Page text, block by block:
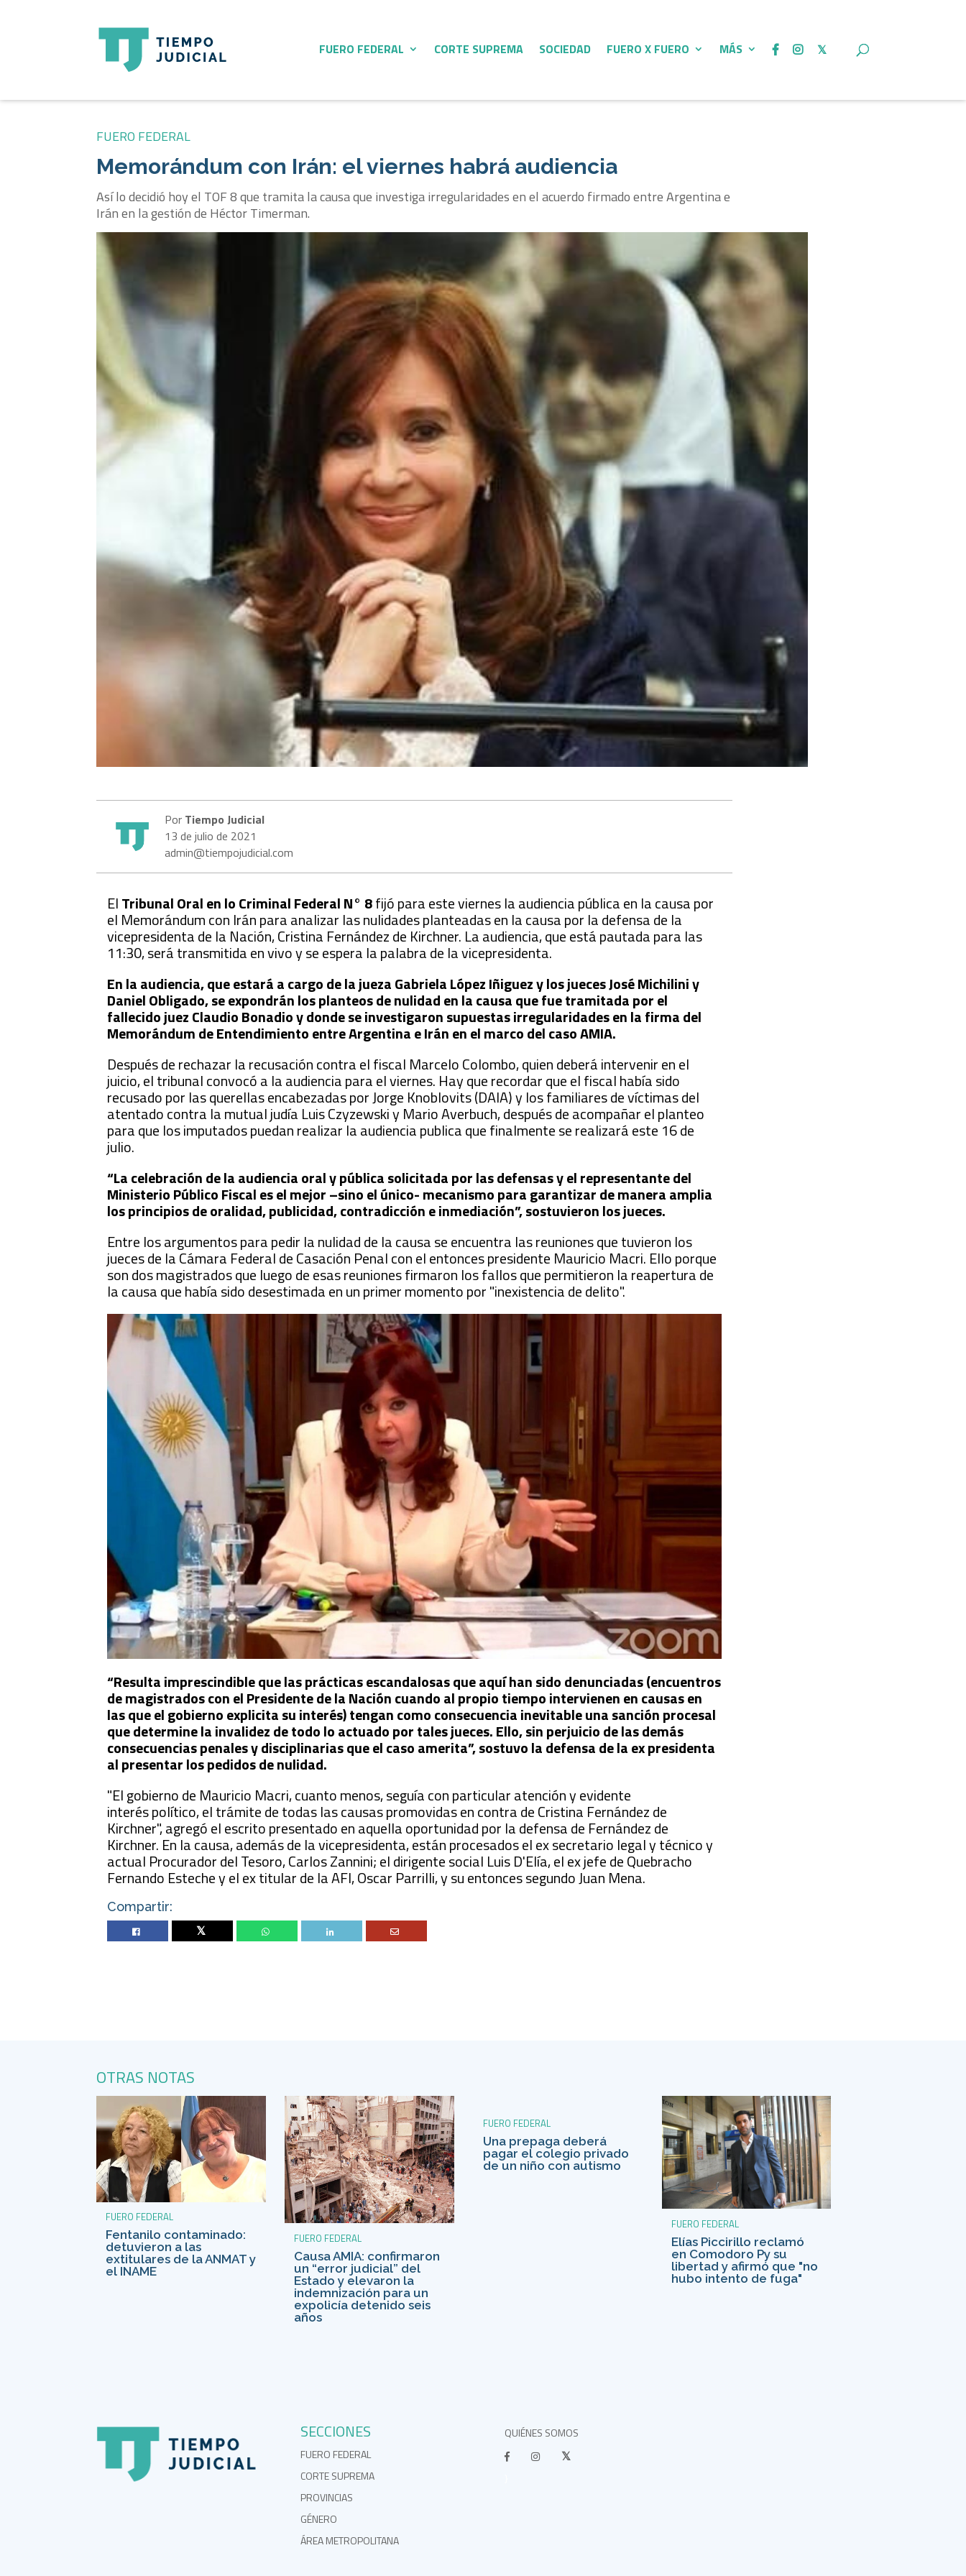
FUERO FEDERAL CORTE SUPREMA SOCIEDAD FUERO X FUERO MÁS
FUERO FEDERAL
Memorándum con Irán: el viernes habrá audiencia
Así lo decidió hoy el TOF 8 que tramita la causa que investiga irregularidades en el acuerdo firmado entre Argentina e
Irán en la gestión de Héctor Timerman.
Por Tiempo Judicial
13 de julio de 2021
admin@tiempojudicial.com
ElTribunal Oral en lo Criminal Federal N° 8fijó para este viernes la audiencia pública en la causa por
el Memorándum con Irán para analizar las nulidades planteadas en la causa por la defensa de la
vicepresidenta de la Nación, Cristina Fernández de Kirchner. La audiencia, que está pautada para las
11:30, será transmitida en vivo y se espera la palabra de la vicepresidenta.
En la audiencia, que estará a cargo de la jueza Gabriela López Iñiguez y los jueces José Michilini y
Daniel Obligado, se expondrán los planteos de nulidad en la causa que fue tramitada por el
fallecido juez Claudio Bonadio y donde se investigaron supuestas irregularidades en la firma del
Memorándum de Entendimiento entre Argentina e Irán en el marco del caso AMIA.
Después de rechazar la recusación contra el fiscal Marcelo Colombo, quien deberá intervenir en el
juicio, el tribunal convocó a la audiencia para el viernes. Hay que recordar que el fiscal había sido
recusado por las querellas encabezadas por Jorge Knoblovits (DAIA) y los familiares de víctimas del
atentado contra la mutual judía Luis Czyzewski y Mario Averbuch, después de acompañar el planteo
para que los imputados puedan realizar la audiencia publica que finalmente se realizará este 16 de
julio.
“La celebración de la audiencia oral y pública solicitada por las defensas y el representante del
Ministerio Público Fiscal es el mejor –sino el único- mecanismo para garantizar de manera amplia
los principios de oralidad, publicidad, contradicción e inmediación”, sostuvieron los jueces.
Entre los argumentos para pedir la nulidad de la causa se encuentra las reuniones que tuvieron los
jueces de la Cámara Federal de Casación Penal con el entonces presidente Mauricio Macri. Ello porque
son dos magistrados que luego de esas reuniones firmaron los fallos que permitieron la reapertura de
la causa que había sido desestimada en un primer momento por "inexistencia de delito".
“Resulta imprescindible que las prácticas escandalosas que aquí han sido denunciadas (encuentros
de magistrados con el Presidente de la Nación cuando al propio tiempo intervienen en causas en
las que el gobierno explicita su interés) tengan como consecuencia inevitable una sanción procesal
que determine la invalidez de todo lo actuado por tales jueces. Ello, sin perjuicio de las demás
consecuencias penales y disciplinarias que el caso amerita”, sostuvo la defensa de la ex presidenta
al presentar los pedidos de nulidad.
"El gobierno de Mauricio Macri, cuanto menos, seguía con particular atención y evidente
interés político, el trámite de todas las causas promovidas en contra de Cristina Fernández de
Kirchner", agregó el escrito presentado en aquella oportunidad por la defensa de Fernández de
Kirchner. En la causa, además de la vicepresidenta, están procesados el ex secretario legal y técnico y
actual Procurador del Tesoro, Carlos Zannini; el dirigente social Luis D'Elía, el ex jefe de Quebracho
Fernando Esteche y el ex titular de la AFI, Oscar Parrilli, y su entonces segundo Juan Mena.
Compartir:
Twitter
OTRAS NOTAS
FUERO FEDERAL
Fentanilo contaminado:
detuvieron a las
extitulares de la ANMAT y
el INAME
FUERO FEDERAL
Causa AMIA: confirmaron
un “error judicial” del
Estado y elevaron la
indemnización para un
expolicía detenido seis
años
FUERO FEDERAL
Una prepaga deberá
pagar el colegio privado
de un niño con autismo
FUERO FEDERAL
Elías Piccirillo reclamó
en Comodoro Py su
libertad y afirmó que "no
hubo intento de fuga"
SECCIONES
FUERO FEDERAL
CORTE SUPREMA
PROVINCIAS
GÉNERO
ÁREA METROPOLITANA
QUIÉNES SOMOS